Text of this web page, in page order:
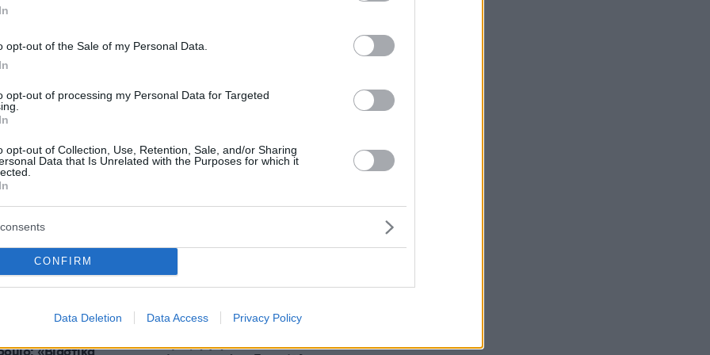
opt-out of the Sale of my Personal Data.
opt-out of processing my Personal Data for Targeted
opt-out of Collection, Use, Retention, Sale, and/or Sharing
Data that Is Unrelated with the Purposes for which it
CONFIRM
Data Deletion Data Access Privacy Policy
protothema.gr στο Google News και μάθετε πρώτοι όλες
Ειδήσειςαπό την Ελλάδα και τον Κόσμο, τη στιγμή
στοProtothema.gr
Πώς εξαργυρώνεται το ιδιωτικό